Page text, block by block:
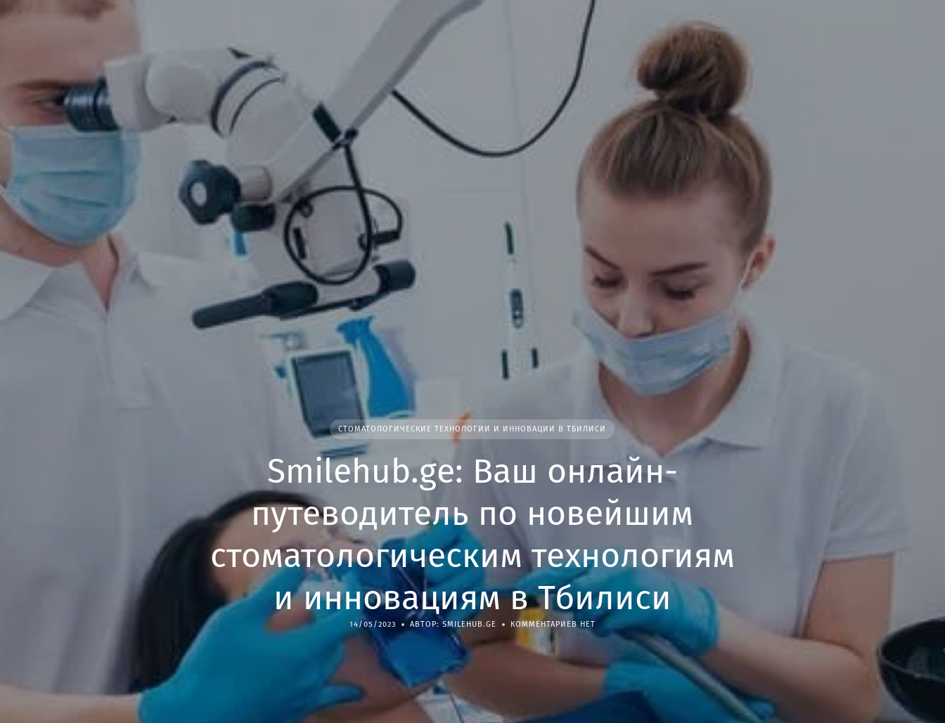
СТОМАТОЛОГИЧЕСКИЕ ТЕХНОЛОГИИ И ИННОВАЦИИ В ТБИЛИСИ
Smilehub.ge: Ваш онлайн-
путеводитель по новейшим
стоматологическим технологиям
и инновациям в Тбилиси
14/05/2023 АВТОР: SMILEHUB.GE КОММЕНТАРИЕВ НЕТ